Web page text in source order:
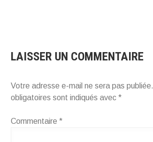
LAISSER UN COMMENTAIRE
Votre adresse e-mail ne sera pas publiée.
obligatoires sont indiqués avec*
Commentaire*